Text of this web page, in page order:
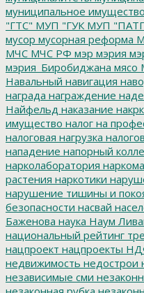
муниципальное имущество
"ГТС" МУП "ГУК МУП
мусор мусорная реформа
МЧС МЧС РФ мэр мэрия
мэрия_Биробиджана мясо
Навальный навигация
награда награждение
Найфельд наказание
имущество налог на
налоговая нагрузка
нападение напорный
нарколаборатория
растения наркотики
нарушение тишины и
безопасности насвай
Баженова наука Наум
национальный рейтинг
нацпроект нацпроекты
недвижимость недострои
независимые сми